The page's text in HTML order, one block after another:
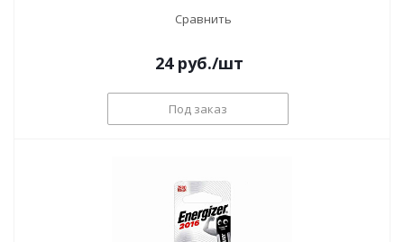
Сравнить
24руб./шт
Под заказ